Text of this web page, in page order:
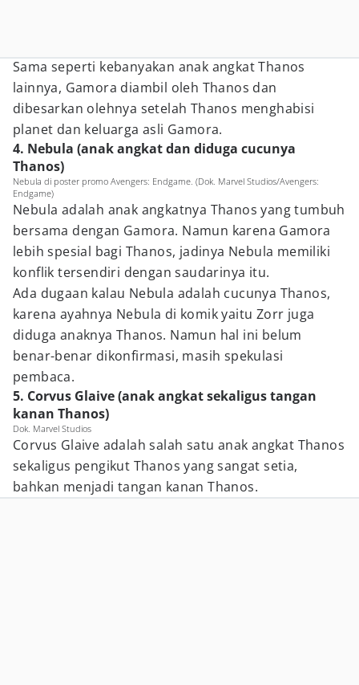
Sama seperti kebanyakan anak angkat Thanos
lainnya, Gamora diambil oleh Thanos dan
dibesarkan olehnya setelah Thanos menghabisi
planet dan keluarga asli Gamora.
4. Nebula (anak angkat dan diduga cucunya
Thanos)
Nebula di poster promo Avengers: Endgame. (Dok. Marvel Studios/Avengers:
Endgame)
Nebula adalah anak angkatnya Thanos yang tumbuh
bersama dengan Gamora. Namun karena Gamora
lebih spesial bagi Thanos, jadinya Nebula memiliki
konflik tersendiri dengan saudarinya itu.
Ada dugaan kalau Nebula adalah cucunya Thanos,
karena ayahnya Nebula di komik yaitu Zorr juga
diduga anaknya Thanos. Namun hal ini belum
benar-benar dikonfirmasi, masih spekulasi
pembaca.
5. Corvus Glaive (anak angkat sekaligus tangan
kanan Thanos)
Dok. Marvel Studios
Corvus Glaive adalah salah satu anak angkat Thanos
sekaligus pengikut Thanos yang sangat setia,
bahkan menjadi tangan kanan Thanos.